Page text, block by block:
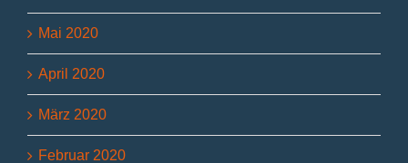
Mai 2020
April 2020
März 2020
Februar 2020